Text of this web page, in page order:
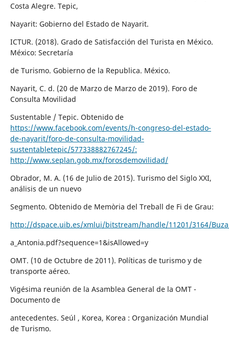
Costa Alegre. Tepic,
Nayarit: Gobierno del Estado de Nayarit.
ICTUR. (2018). Grado de Satisfacción del Turista en México.
México: Secretaría
de Turismo. Gobierno de la Republica. México.
Nayarit, C. d. (20 de Marzo de Marzo de 2019). Foro de
Consulta Movilidad
Sustentable / Tepic. Obtenido de
https://www.facebook.com/events/h-congreso-del-estado-
de-nayarit/foro-de-consulta-movilidad-
sustentabletepic/577338882767245/:
http://www.seplan.gob.mx/forosdemovilidad/
Obrador, M. A. (16 de Julio de 2015). Turismo del Siglo XXI,
análisis de un nuevo
Segmento. Obtenido de Memòria del Treball de Fi de Grau:
http://dspace.uib.es/xmlui/bitstream/handle/11201/3164/
a_Antonia.pdf?sequence=1&isAllowed=y
OMT. (10 de Octubre de 2011). Políticas de turismo y de
transporte aéreo.
Vigésima reunión de la Asamblea General de la OMT -
Documento de
antecedentes. Seúl , Korea, Korea : Organización Mundial
de Turismo.